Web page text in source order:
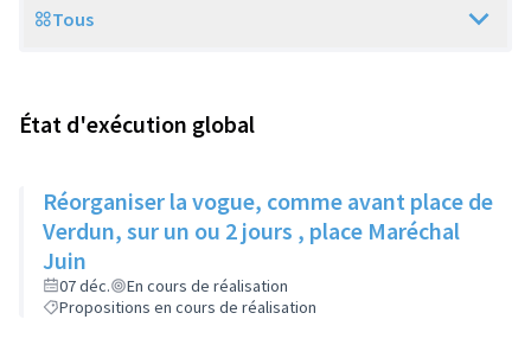
Scope
Tous
État d'exécution global
Réorganiser la vogue, comme avant place de
Verdun, sur un ou 2 jours , place Maréchal
Juin
07 déc.
En cours de réalisation
Propositions en cours de réalisation